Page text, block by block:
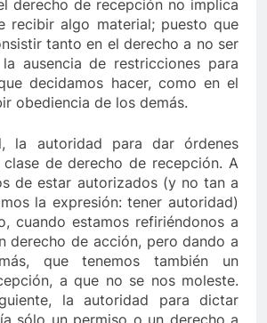
derecho de recepción no implica
recibir algo material; puesto que
tanto en el derecho a no ser
ausencia de restricciones para
decidamos hacer, como en el
obediencia de los demás.
la autoridad para dar órdenes
de derecho de recepción. A
de estar autorizados (y no tan a
la expresión: tener autoridad)
cuando estamos refiriéndonos a
derecho de acción, pero dando a
que tenemos también un
a que no se nos moleste.
la autoridad para dictar
sólo un permiso o un derecho a